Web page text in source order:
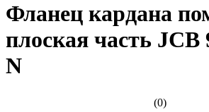
Фланец кардана
плоская часть JCB
N
(0)